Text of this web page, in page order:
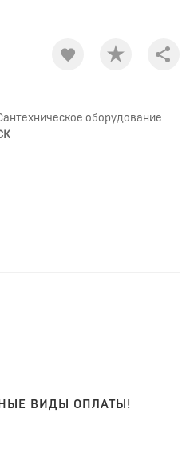
оборудование
ВИДЫ ОПЛАТЫ!